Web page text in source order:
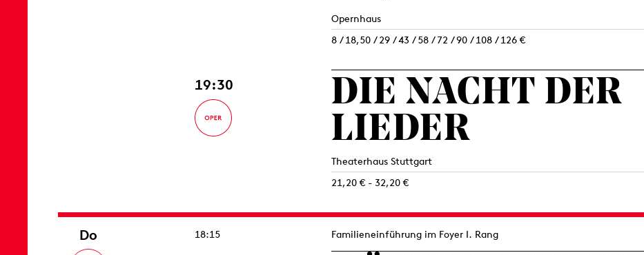
Opernhaus
8 / 18,50 / 29 / 43 / 58 / 72 / 90 / 108 / 126 €
19:30
DIE NACHT DER
LIEDER
Theaterhaus Stuttgart
21,20 € - 32,20 €
Do 18:15 Familieneinführung im Foyer I. Rang